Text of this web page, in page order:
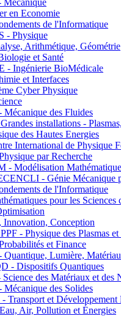
en Economie
de l'Informatique
- Physique
Arithmétique, Géométrie
et Santé
Ingénierie BioMédicale
et Interfaces
Cyber Physique
des Fluides
installations -
des Hautes Energies
International de Physique
par Recherche
Modélisation Mathématique
- Génie Mécanique
de l'Informatique
pour les Sciences
Conception
- Physique des Plasmas et
et Finance
Lumière,
- Dispositifs Quantiques
des Matériaux et des
des Solides
et Développement
Air, Pollution et Énergies